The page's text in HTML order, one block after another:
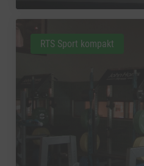
RTS Sport kompakt